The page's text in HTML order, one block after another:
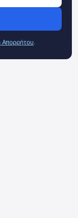
Απορρήτου.